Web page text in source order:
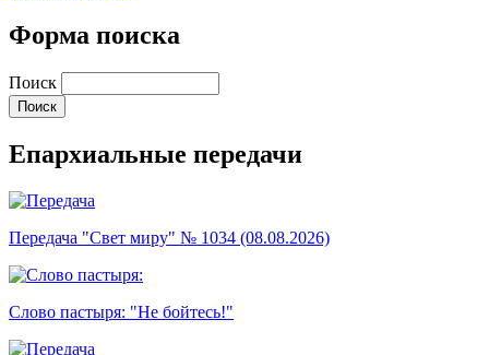
Форма поиска
Поиск
Епархиальные передачи
Передача "Свет миру" № 1034 (08.08.2026)
Слово пастыря: "Не бойтесь!"